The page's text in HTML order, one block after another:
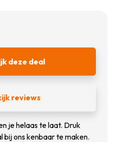
deze deal
reviews
je helaas te laat. Druk
bij ons kenbaar te maken.